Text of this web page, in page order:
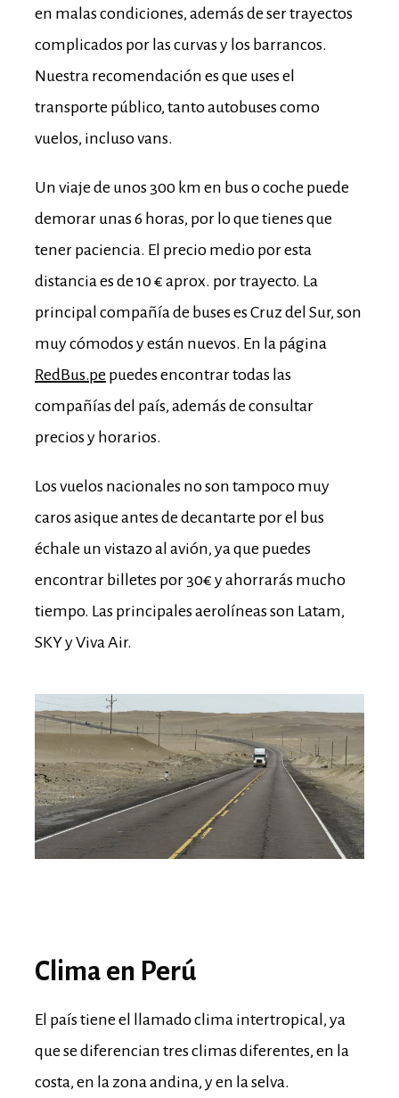
en malas condiciones, además de ser trayectos
complicados por las curvas y los barrancos.
Nuestra recomendación es que uses el
transporte público, tanto autobuses como
vuelos, incluso vans.
Un viaje de unos 300 km en bus o coche puede
demorar unas 6 horas, por lo que tienes que
tener paciencia. El precio medio por esta
distancia es de 10 € aprox. por trayecto. La
principal compañía de buses es Cruz del Sur, son
muy cómodos y están nuevos. En la página
RedBus.pe puedes encontrar todas las
compañías del país, además de consultar
precios y horarios.
Los vuelos nacionales no son tampoco muy
caros asique antes de decantarte por el bus
échale un vistazo al avión, ya que puedes
encontrar billetes por 30€ y ahorrarás mucho
tiempo. Las principales aerolíneas son Latam,
SKY y Viva Air.
Clima en Perú
El país tiene el llamado clima intertropical, ya
que se diferencian tres climas diferentes, en la
costa, en la zona andina, y en la selva.